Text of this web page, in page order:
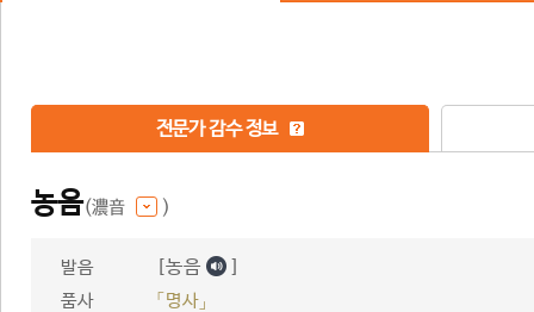
전문가 감수 정보
농음(濃音 )
발음 [농음 ]
품사
「명사」